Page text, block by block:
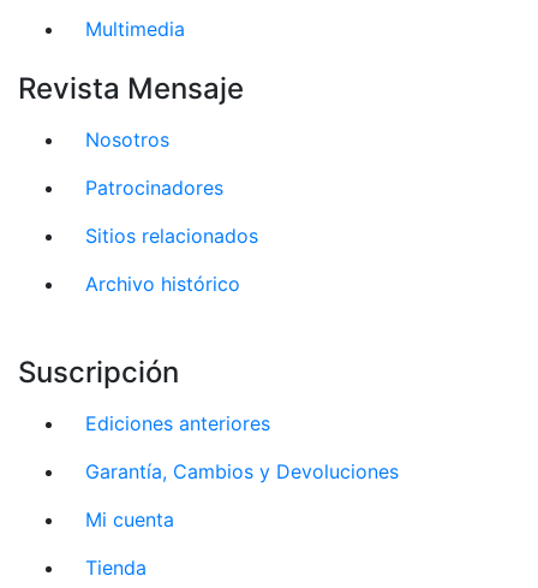
Multimedia
Revista Mensaje
Nosotros
Patrocinadores
Sitios relacionados
Archivo histórico
Suscripción
Ediciones anteriores
Garantía, Cambios y Devoluciones
Mi cuenta
Tienda